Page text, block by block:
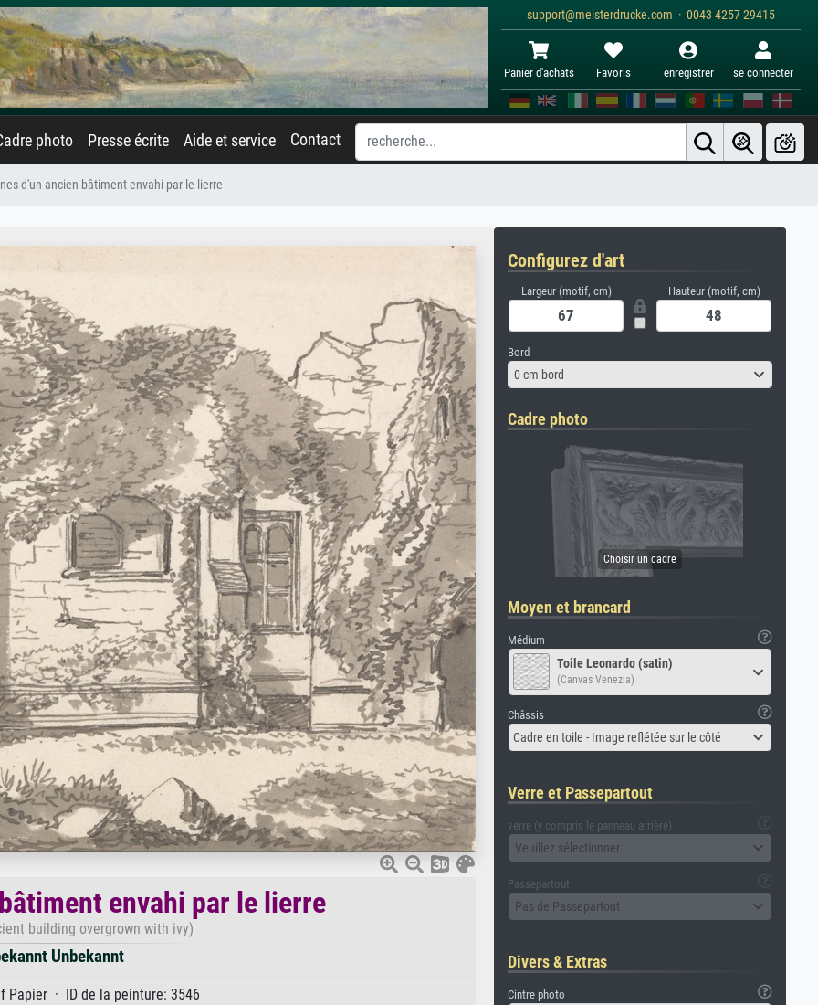
support@meisterdrucke.com · 0043 4257 29415
Panier d'achats Favoris enregistrer se connecter
photo Presse écrite Aide et service Contact
d'un ancien bâtiment envahi par le lierre
envahi par le lierre
building overgrown with ivy)
Unbekannt
Papier · ID de la peinture: 3546
Configurez d'art
Largeur (motif, cm) Hauteur (motif, cm)
Bord
0 cm bord
Cadre photo
Moyen et brancard
Médium
Toile Leonardo (satin)
(Canvas Venezia)
Châssis
Cadre en toile - Image reflétée sur le côté
Verre et Passepartout
verre (y compris le panneau arrière)
Veuillez sélectionner
Passepartout
Pas de Passepartout
Divers & Extras
Cintre photo